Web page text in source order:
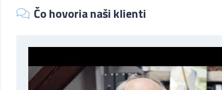
Čo hovoria naši klienti